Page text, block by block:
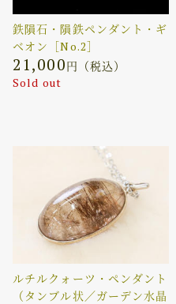
鉄隕石・隕鉄ペンダント・ギ
ベオン［No.2］
21,000円（税込）
Sold out
ルチルクォーツ・ペンダント
（タンブル状／ガーデン水晶